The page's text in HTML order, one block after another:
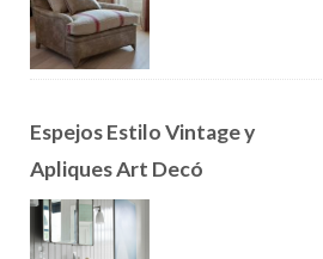
Espejos Estilo Vintage y
Apliques Art Decó